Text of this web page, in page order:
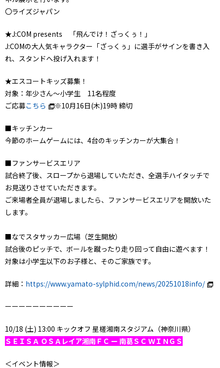
〇ライズジャパン
★J:COM presents 「飛んでけ！ざっくぅ！」
J:COMの大人気キャラクター「ざっくぅ」に選手がサインを書き入
れ、スタンドへ投げ入れます！
★エスコートキッズ募集！
対象：年少さん～小学生 11名程度
ご応募こちら ※10月16日(木)19時 締切
■キッチンカー
今節のホームゲームには、4台のキッチンカーが大集合！
■ファンサービスエリア
試合終了後、スロープから退場していただき、全選手ハイタッチで
お見送りさせていただきます。
ご来場者全員が退場しましたら、ファンサービスエリアを開放いた
します。
■なでスタサッカー広場（芝生開放）
試合後のピッチで、ボールを蹴ったり走り回って自由に遊べます！
対象は小学生以下のお子様と、そのご家族です。
詳細： https://www.yamato-sylphid.com/news/20251018info/
ーーーーーーーーーー
10/18 (土) 13:00 キックオフ 星槎湘南スタジアム（神奈川県）
ＳＥＩＳＡ ＯＳＡレイア湘南ＦＣ ー 南葛ＳＣ ＷＩＮＧＳ
＜イベント情報＞